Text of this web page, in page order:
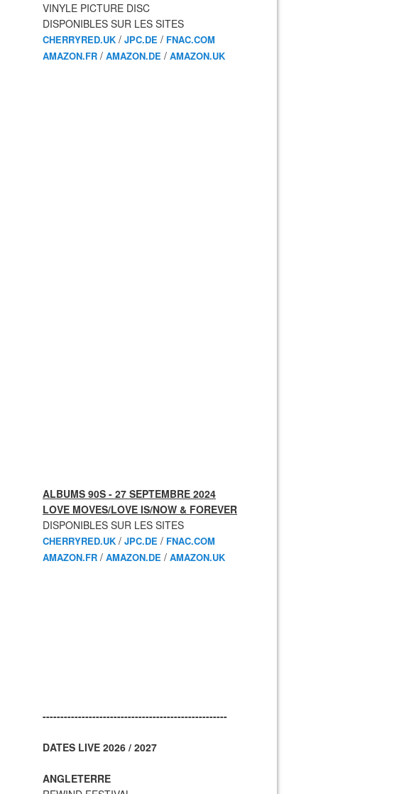
VINYLE PICTURE DISC
DISPONIBLES SUR LES SITES
CHERRYRED.UK / JPC.DE / FNAC.COM
AMAZON.FR / AMAZON.DE / AMAZON.UK
ALBUMS 90S - 27 SEPTEMBRE 2024
LOVE MOVES/LOVE IS/NOW & FOREVER
DISPONIBLES SUR LES SITES
CHERRYRED.UK / JPC.DE / FNAC.COM
AMAZON.FR / AMAZON.DE / AMAZON.UK
----------------------------------------------------
DATES LIVE 2026 / 2027
ANGLETERRE